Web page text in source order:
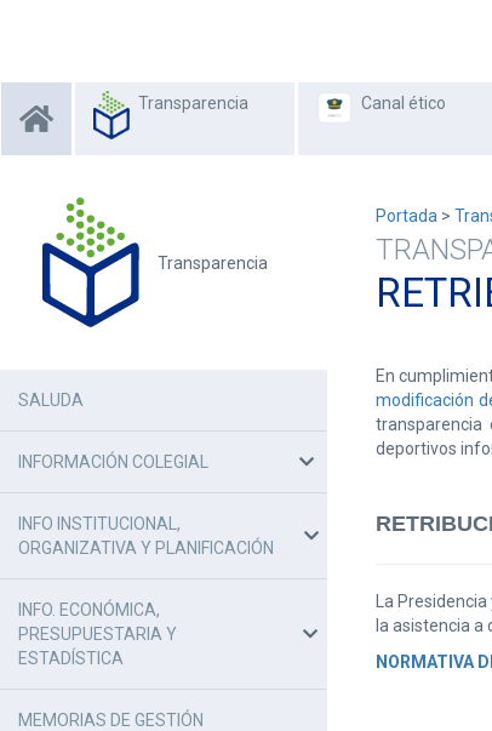
Transparencia Canal ético
Transparencia
SALUDA
INFORMACIÓN COLEGIAL
INFO INSTITUCIONAL,
ORGANIZATIVA Y PLANIFICACIÓN
INFO. ECONÓMICA,
PRESUPUESTARIA Y
ESTADÍSTICA
MEMORIAS DE GESTIÓN
Portada >
En
modificación
transparencia
deportivos
La
la asistencia
NORMATIVA